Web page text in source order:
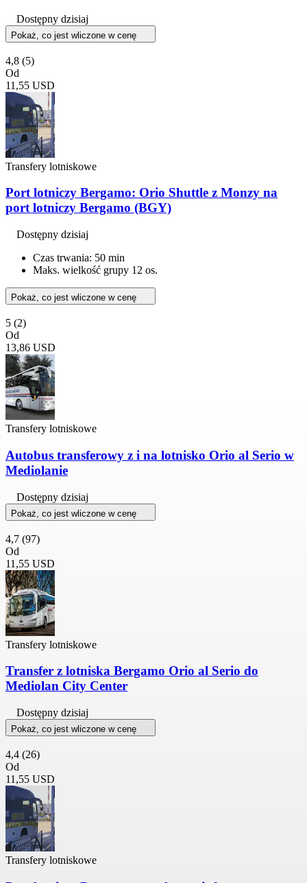
Dostępny dzisiaj
Pokaż, co jest wliczone w cenę
4,8 (5)
Od
11,55 USD
Transfery lotniskowe
Port lotniczy Bergamo: Orio Shuttle z Monzy na
port lotniczy Bergamo (BGY)
Dostępny dzisiaj
Czas trwania: 50 min
Maks. wielkość grupy 12 os.
Pokaż, co jest wliczone w cenę
5 (2)
Od
13,86 USD
Transfery lotniskowe
Autobus transferowy z i na lotnisko Orio al Serio w
Mediolanie
Dostępny dzisiaj
Pokaż, co jest wliczone w cenę
4,7 (97)
Od
11,55 USD
Transfery lotniskowe
Transfer z lotniska Bergamo Orio al Serio do
Mediolan City Center
Dostępny dzisiaj
Pokaż, co jest wliczone w cenę
4,4 (26)
Od
11,55 USD
Transfery lotniskowe